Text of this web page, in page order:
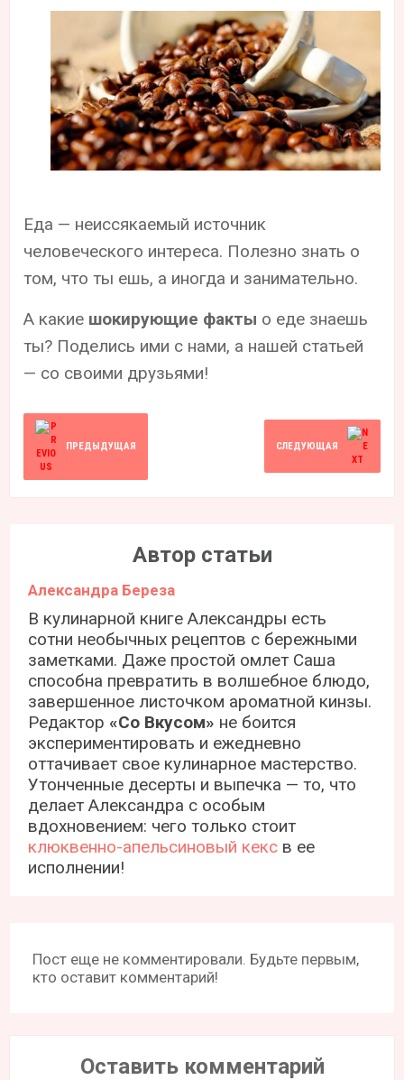
Еда — неиссякаемый источник
человеческого интереса. Полезно знать о
том, что ты ешь, а иногда и занимательно.
А какие шокирующие факты о еде знаешь
ты? Поделись ими с нами, а нашей статьей
— со своими друзьями!
ПРЕДЫДУЩАЯ СЛЕДУЮЩАЯ
Автор статьи
Александра Береза
В кулинарной книге Александры есть
сотни необычных рецептов с бережными
заметками. Даже простой омлет Саша
способна превратить в волшебное блюдо,
завершенное листочком ароматной кинзы.
Редактор«Со Вкусом» не боится
экспериментировать и ежедневно
оттачивает свое кулинарное мастерство.
Утонченные десерты и выпечка — то, что
делает Александра с особым
вдохновением: чего только стоит
клюквенно-апельсиновый кекс в ее
исполнении!
Пост еще не комментировали. Будьте первым,
кто оставит комментарий!
Оставить комментарий